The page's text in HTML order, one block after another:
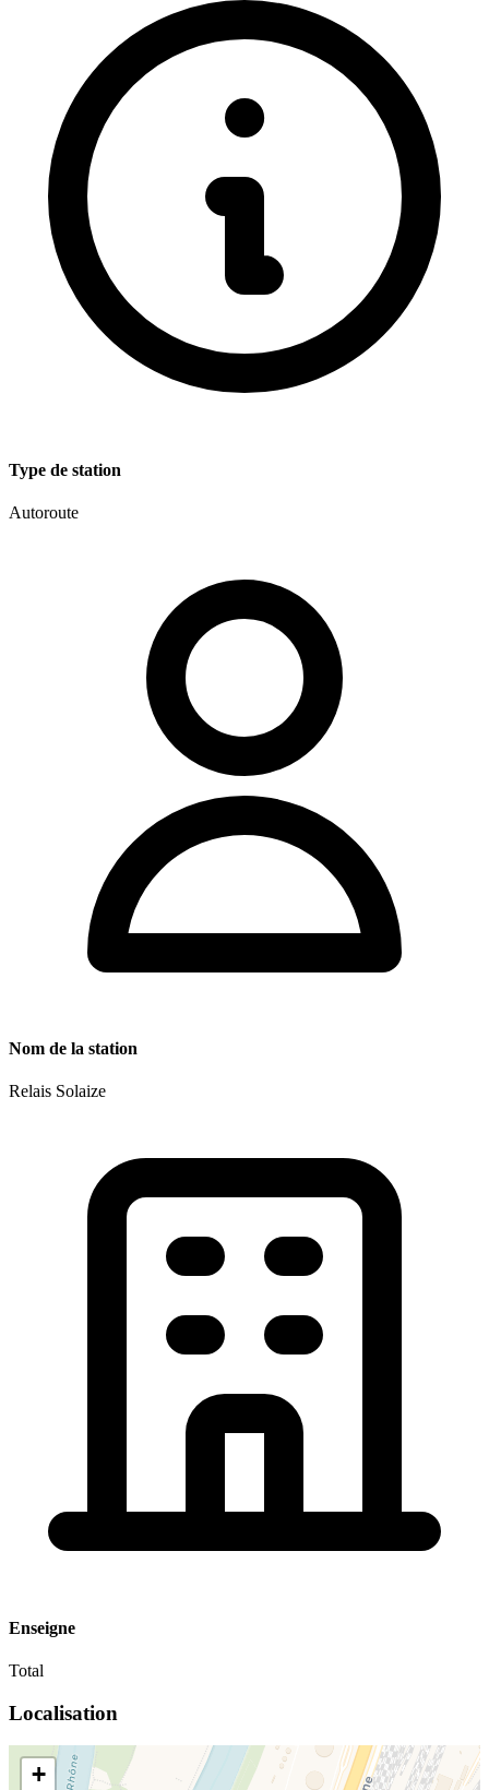
Type de station
Autoroute
Nom de la station
Relais Solaize
Enseigne
Total
Localisation
+